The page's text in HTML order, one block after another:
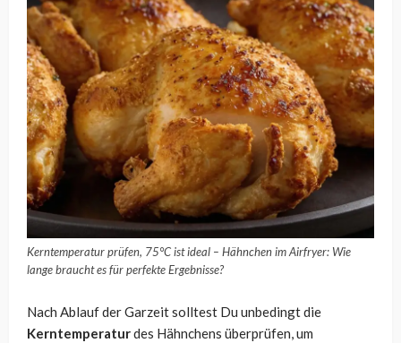
Kerntemperatur prüfen, 75°C ist ideal – Hähnchen im Airfryer: Wie
lange braucht es für perfekte Ergebnisse?
Nach Ablauf der Garzeit solltest Du unbedingt die
Kerntemperaturdes Hähnchens überprüfen, um